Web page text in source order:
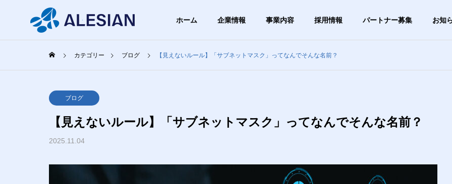
ホーム 企業情報 事業内容 採用情報 パートナー募集 お知
BLOG
ブログ
【まずは1日5分】タイピング
【あきらめる前に確認】「ご
カテゴリー ブログ 【見えないルール】「サブネットマスク」ってなんでそんな名前？
ブログ
【見えないルール】「サブネットマスク」ってなんでそんな名前？
2025.11.04